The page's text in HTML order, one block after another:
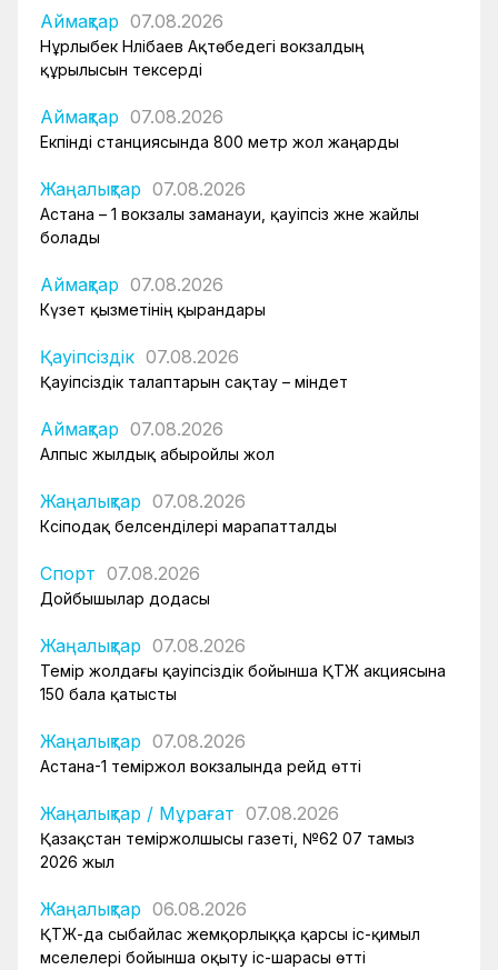
Аймақтар 07.08.2026
Нұрлыбек Нәлібаев Ақтөбедегі вокзалдың
құрылысын тексерді
Аймақтар 07.08.2026
Екпінді станциясында 800 метр жол жаңарды
Жаңалықтар 07.08.2026
Астана – 1 вокзалы заманауи, қауіпсіз және жайлы
болады
Аймақтар 07.08.2026
Күзет қызметінің қырандары
Қауіпсіздік 07.08.2026
Қауіпсіздік талаптарын сақтау – міндет
Аймақтар 07.08.2026
Алпыс жылдық абыройлы жол
Жаңалықтар 07.08.2026
Кәсіподақ белсенділері марапатталды
Спорт 07.08.2026
Дойбышылар додасы
Жаңалықтар 07.08.2026
Темір жолдағы қауіпсіздік бойынша ҚТЖ акциясына
150 бала қатысты
Жаңалықтар 07.08.2026
Астана-1 теміржол вокзалында рейд өтті
Жаңалықтар / Мұрағат 07.08.2026
Қазақстан теміржолшысы газеті, №62 07 тамыз
2026 жыл
Жаңалықтар 06.08.2026
ҚТЖ-да сыбайлас жемқорлыққа қарсы іс-қимыл
мәселелері бойынша оқыту іс-шарасы өтті